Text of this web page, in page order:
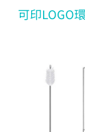
可印LOGO